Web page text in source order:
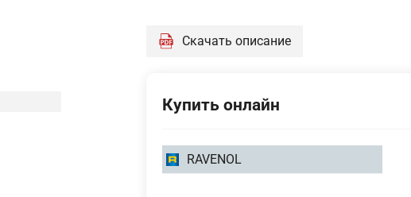
DIN
ISO
ISO-L-
XCEEB1
Скачать описание
Купить онлайн
1
кг
RAVENOL